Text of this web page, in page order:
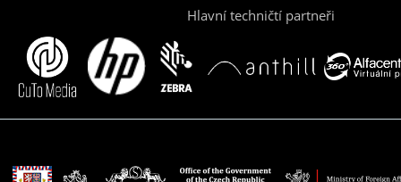
Hlavní techničtí partneři